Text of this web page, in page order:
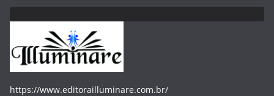
https://www.editorailluminare.com.br/